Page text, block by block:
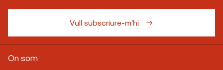
Vull subscriure-m'hi
On som